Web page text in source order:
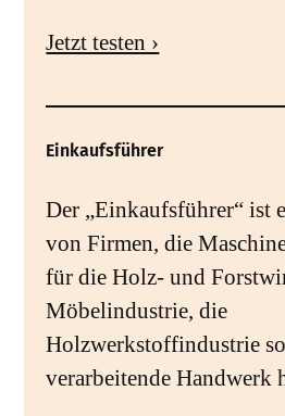
Jetzt testen ›
Einkaufsführer
Der „Einkaufsführer“ ist
von Firmen, die
für die Holz- und
Möbelindustrie, die
Holzwerkstoffindustrie
verarbeitende Handwerk